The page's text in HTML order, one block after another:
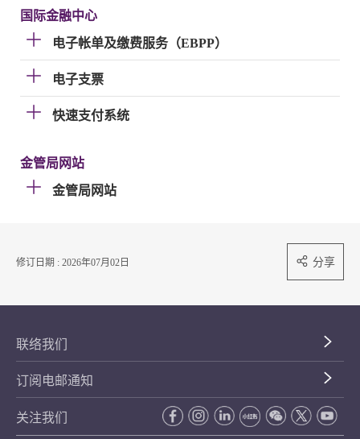
国际金融中心
电子帐单及缴费服务（EBPP）
电子支票
快速支付系统
金管局网站
金管局网站
修订日期 : 2026年07月02日 分享
联络我们
订阅电邮通知
关注我们